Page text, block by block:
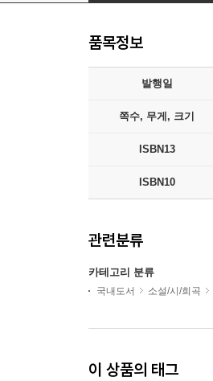
품목정보
발행일
쪽수, 무게, 크기
ISBN13
ISBN10
관련분류
카테고리 분류
국내도서 소설/시/희곡
이 상품의 태그